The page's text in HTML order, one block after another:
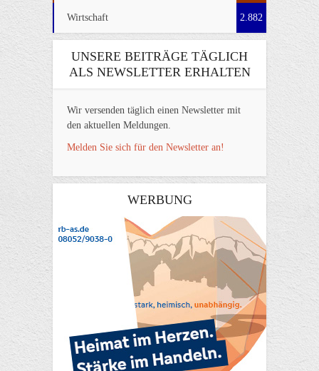
Wirtschaft 2.882
UNSERE BEITRÄGE TÄGLICH
ALS NEWSLETTER ERHALTEN
Wir versenden täglich einen Newsletter mit
den aktuellen Meldungen.
Melden Sie sich für den Newsletter an!
WERBUNG